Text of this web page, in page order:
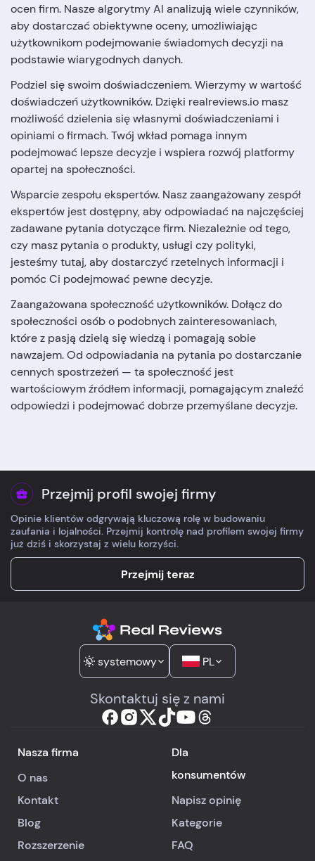
ocen firm. Nasze algorytmy AI analizują wiele czynników,
aby dostarczać obiektywne oceny, umożliwiając
użytkownikom podejmowanie świadomych decyzji na
podstawie wiarygodnych danych.
Podziel się swoim doświadczeniem. Wierzymy w wartość
doświadczeń użytkowników. Dzięki realreviews.io masz
możliwość dzielenia się własnymi doświadczeniami i
opiniami o firmach. Twój wkład pomaga innym
podejmować lepsze decyzje i wspiera rozwój platformy
opartej na społeczności.
Wsparcie zespołu ekspertów. Nasz zaangażowany zespół
ekspertów jest dostępny, aby odpowiadać na najczęściej
zadawane pytania dotyczące firm. Niezależnie od tego,
czy masz pytania o produkty, usługi czy polityki,
jesteśmy tutaj, aby dostarczyć rzetelnych informacji i
pomóc Ci podejmować pewne decyzje.
Zaangażowana społeczność użytkowników. Dołącz do
społeczności osób o podobnych zainteresowaniach,
które z pasją dzielą się wiedzą i pomagają sobie
nawzajem. Od odpowiadania na pytania po dostarczanie
cennych spostrzeżeń — ta społeczność jest
wartościowym źródłem informacji, pomagającym znaleźć
odpowiedzi i podejmować dobrze przemyślane decyzje.
Przejmij profil swojej firmy
Opinie klientów odgrywają kluczową rolę w budowaniu
zaufania i lojalności. Przejmij kontrolę nad profilem swojej firmy
już dziś i skorzystaj z wielu korzyści.
Przejmij teraz
systemowy PL
Skontaktuj się z nami
Nasza firma
O nas
Kontakt
Blog
Rozszerzenie
Dla
konsumentów
Napisz opinię
Kategorie
FAQ